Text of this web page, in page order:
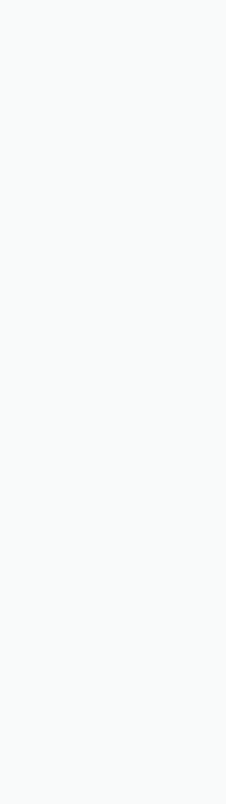
lädt Sie ein,
Zeitalter zu
Monat geben wir
Artikel, Podcasts
Thema Open
Sie inspirieren
lernen,